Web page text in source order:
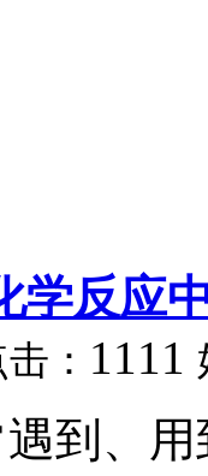
学反应
： 1111
到、